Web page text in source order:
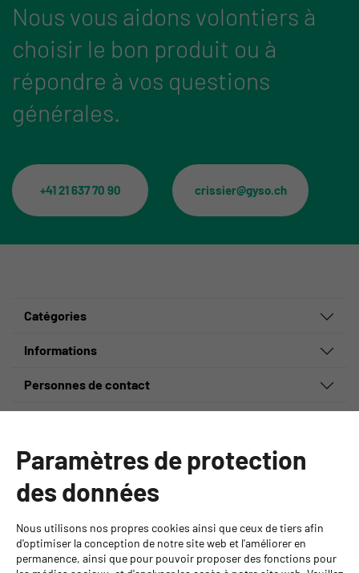
Nous vous aidons volontiers à
choisir le bon produit ou à
répondre à vos questions
générales.
+41 21 637 70 90 crissier@gyso.ch
Catégories
Informations
Personnes de contact
Chemin de Closalet 20
1023 Crissier
+41 21 637 70 90
crissier@gyso.ch
www.gyso.ch
Retour
Paramètres de protection
des données
Nous utilisons nos propres cookies ainsi que ceux de tiers afin
d'optimiser la conception de notre site web et l'améliorer en
permanence, ainsi que pour pouvoir proposer des fonctions pour